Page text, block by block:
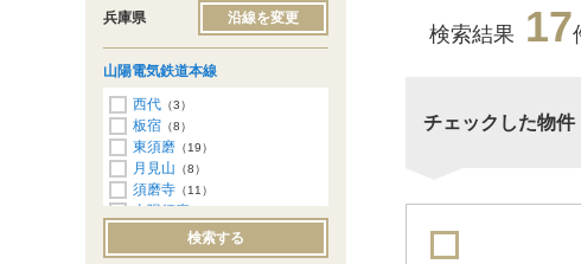
検索結果 17
チェックした物
兵庫県 沿線を変更
山陽電気鉄道本線
西代 （3）
板宿 （8）
東須磨 （19）
月見山 （8）
須磨寺 （11）
山陽須磨
須磨浦公園（1）
山陽塩屋（17）
検索する